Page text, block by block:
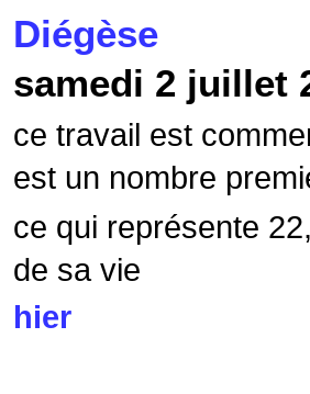
Diégèse
samedi 2 juillet
ce travail est
est un nombre
ce qui représente
de sa vie
hier